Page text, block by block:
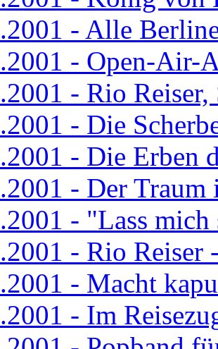
- Alle
- Open-Air-
- Rio
- Die
- Die Erben
- Der Traum
- "Lass
- Rio Reiser
- Macht
- Im